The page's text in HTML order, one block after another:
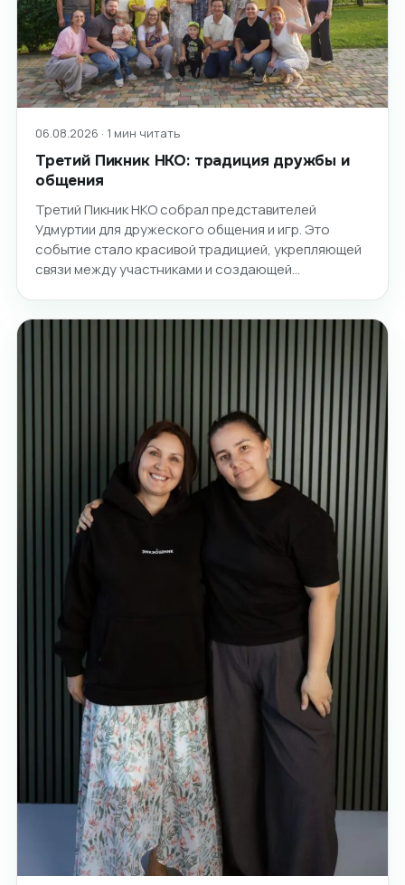
06.08.2026 · 1 мин читать
Третий Пикник НКО: традиция дружбы и
общения
Третий Пикник НКО собрал представителей
Удмуртии для дружеского общения и игр. Это
событие стало красивой традицией, укрепляющей
связи между участниками и создающей…